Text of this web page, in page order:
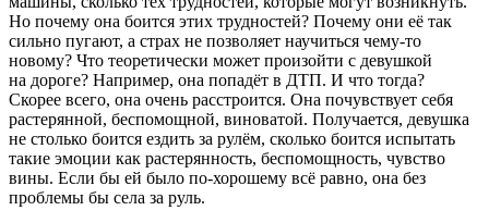
Но почему она боится этих трудностей? Почему они её так
сильно пугают, а страх не позволяет научиться чему-то
новому? Что теоретически может произойти с девушкой
на дороге? Например, она попадёт в ДТП. И что тогда?
Скорее всего, она очень расстроится. Она почувствует себя
растерянной, беспомощной, виноватой. Получается, девушка
не столько боится ездить за рулём, сколько боится испытать
такие эмоции как растерянность, беспомощность, чувство
вины. Если бы ей было по-хорошему всё равно, она без
проблемы бы села за руль.